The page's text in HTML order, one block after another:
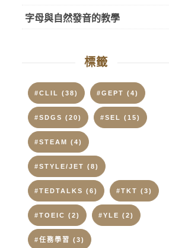
字母與自然發音的教學
標籤
#CLIL (38) #GEPT (4)
#SDGS (20) #SEL (15)
#STEAM (4)
#STYLE/JET (8)
#TEDTALKS (6) #TKT (3)
#TOEIC (2) #YLE (2)
#任務學習 (3)